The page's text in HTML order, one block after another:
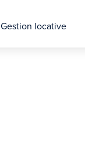
Gestion locative